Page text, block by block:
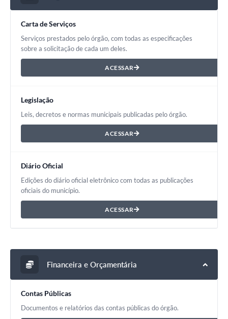
Carta de Serviços
Serviços prestados pelo órgão, com todas as especificações
sobre a solicitação de cada um deles.
ACESSAR
Legislação
Leis, decretos e normas municipais publicadas pelo órgão.
ACESSAR
Diário Oficial
Edições do diário oficial eletrônico com todas as publicações
oficiais do município.
ACESSAR
Financeira e Orçamentária
Contas Públicas
Documentos e relatórios das contas públicas do órgão.